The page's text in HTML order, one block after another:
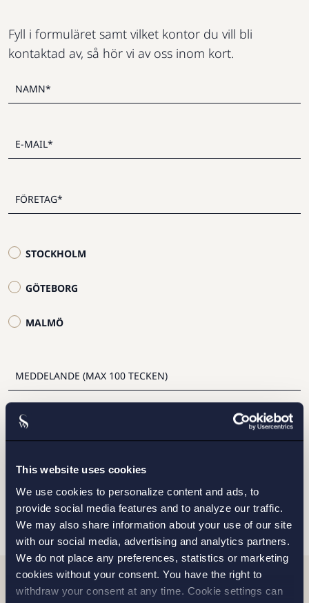
This website uses cookies
We use cookies to personalize content and ads, to
provide social media features and to analyze our traffic.
We may also share information about your use of our site
with our social media, advertising and analytics partners.
We do not place any preferences, statistics or marketing
cookies without your consent. You have the right to
withdraw your consent at any time. Cookie settings can
STOCKHOLM
GÖTEBORG
MALMÖ
Jag har läst och samtycker till Setterwalls
personuppgiftspolicy
SKICKA
Fyll i formuläret samt vilket kontor du vill bli
kontaktad av, så hör vi av oss inom kort.